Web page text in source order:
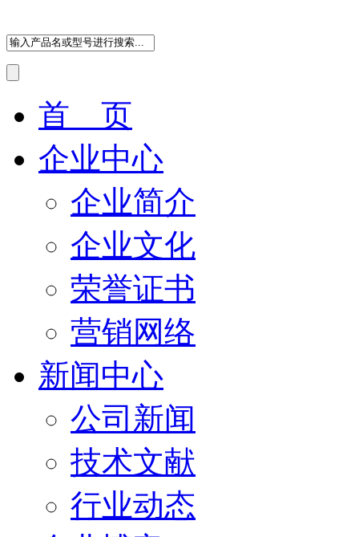
首 页
企业中心
企业简介
企业文化
荣誉证书
营销网络
新闻中心
公司新闻
技术文献
行业动态